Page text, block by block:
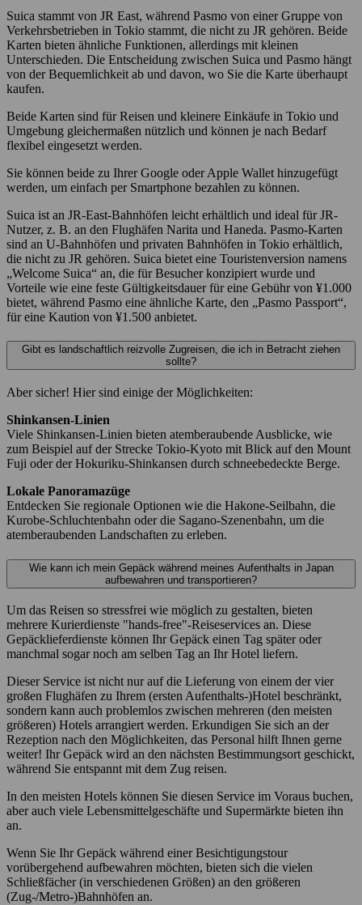
Suica stammt von JR East, während Pasmo von einer Gruppe von
Verkehrsbetrieben in Tokio stammt, die nicht zu JR gehören. Beide
Karten bieten ähnliche Funktionen, allerdings mit kleinen
Unterschieden. Die Entscheidung zwischen Suica und Pasmo hängt
von der Bequemlichkeit ab und davon, wo Sie die Karte überhaupt
kaufen.
Beide Karten sind für Reisen und kleinere Einkäufe in Tokio und
Umgebung gleichermaßen nützlich und können je nach Bedarf
flexibel eingesetzt werden.
Sie können beide zu Ihrer Google oder Apple Wallet hinzugefügt
werden, um einfach per Smartphone bezahlen zu können.
Suica ist an JR-East-Bahnhöfen leicht erhältlich und ideal für JR-
Nutzer, z. B. an den Flughäfen Narita und Haneda. Pasmo-Karten
sind an U-Bahnhöfen und privaten Bahnhöfen in Tokio erhältlich,
die nicht zu JR gehören. Suica bietet eine Touristenversion namens
„Welcome Suica“ an, die für Besucher konzipiert wurde und
Vorteile wie eine feste Gültigkeitsdauer für eine Gebühr von ¥1.000
bietet, während Pasmo eine ähnliche Karte, den „Pasmo Passport“,
für eine Kaution von ¥1.500 anbietet.
Gibt es landschaftlich reizvolle Zugreisen, die ich in Betracht ziehen
sollte?
Aber sicher! Hier sind einige der Möglichkeiten:
Shinkansen-Linien
Viele Shinkansen-Linien bieten atemberaubende Ausblicke, wie
zum Beispiel auf der Strecke Tokio-Kyoto mit Blick auf den Mount
Fuji oder der Hokuriku-Shinkansen durch schneebedeckte Berge.
Lokale Panoramazüge
Entdecken Sie regionale Optionen wie die Hakone-Seilbahn, die
Kurobe-Schluchtenbahn oder die Sagano-Szenenbahn, um die
atemberaubenden Landschaften zu erleben.
Wie kann ich mein Gepäck während meines Aufenthalts in Japan
aufbewahren und transportieren?
Um das Reisen so stressfrei wie möglich zu gestalten, bieten
mehrere Kurierdienste "hands-free"-Reiseservices an. Diese
Gepäcklieferdienste können Ihr Gepäck einen Tag später oder
manchmal sogar noch am selben Tag an Ihr Hotel liefern.
Dieser Service ist nicht nur auf die Lieferung von einem der vier
großen Flughäfen zu Ihrem (ersten Aufenthalts-)Hotel beschränkt,
sondern kann auch problemlos zwischen mehreren (den meisten
größeren) Hotels arrangiert werden. Erkundigen Sie sich an der
Rezeption nach den Möglichkeiten, das Personal hilft Ihnen gerne
weiter! Ihr Gepäck wird an den nächsten Bestimmungsort geschickt,
während Sie entspannt mit dem Zug reisen.
In den meisten Hotels können Sie diesen Service im Voraus buchen,
aber auch viele Lebensmittelgeschäfte und Supermärkte bieten ihn
an.
Wenn Sie Ihr Gepäck während einer Besichtigungstour
vorübergehend aufbewahren möchten, bieten sich die vielen
Schließfächer (in verschiedenen Größen) an den größeren
(Zug-/Metro-)Bahnhöfen an.